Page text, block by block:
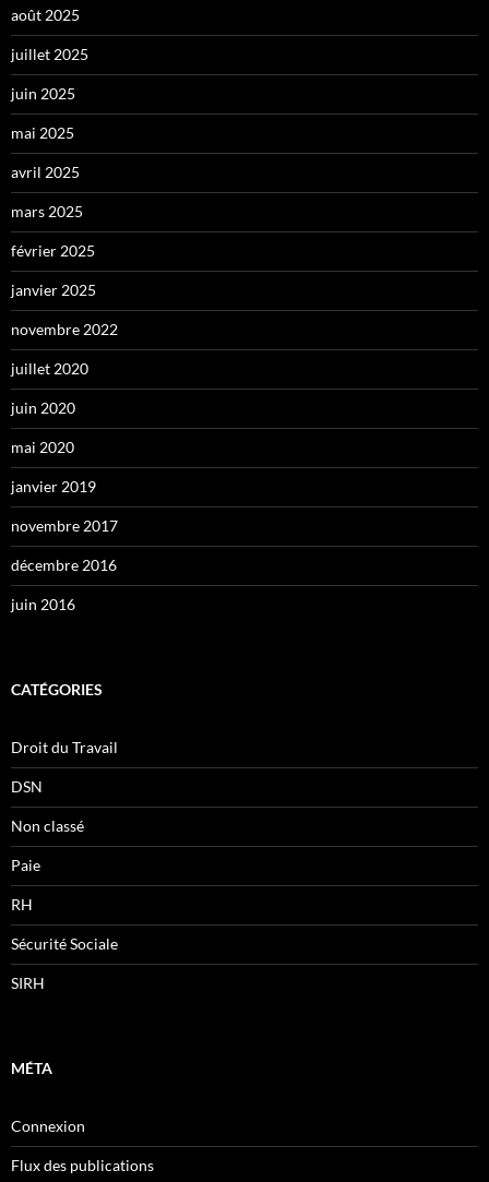
août 2025
juillet 2025
juin 2025
mai 2025
avril 2025
mars 2025
février 2025
janvier 2025
novembre 2022
juillet 2020
juin 2020
mai 2020
janvier 2019
novembre 2017
décembre 2016
juin 2016
CATÉGORIES
Droit du Travail
DSN
Non classé
Paie
RH
Sécurité Sociale
SIRH
MÉTA
Connexion
Flux des publications